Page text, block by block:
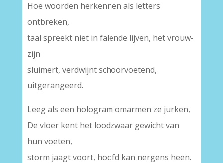
Hoe woorden herkennen als letters
ontbreken,
taal spreekt niet in falende lijven, het vrouw-
zijn
sluimert, verdwijnt schoorvoetend,
uitgerangeerd.
Leeg als een hologram omarmen ze jurken,
De vloer kent het loodzwaar gewicht van
hun voeten,
storm jaagt voort, hoofd kan nergens heen.